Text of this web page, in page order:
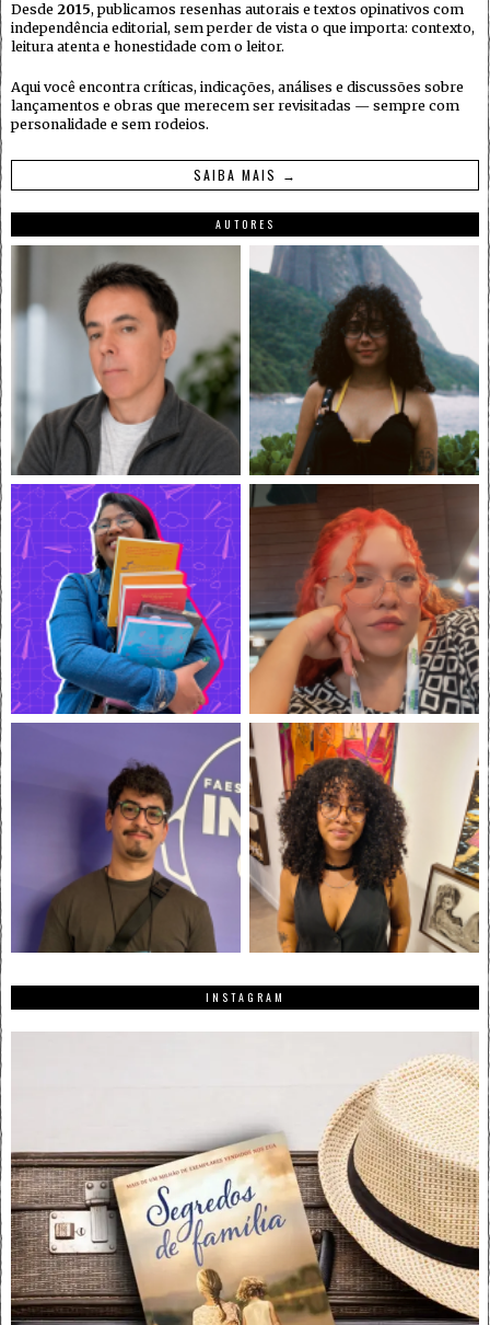
Desde 2015, publicamos resenhas autorais e textos opinativos com
independência editorial, sem perder de vista o que importa: contexto,
leitura atenta e honestidade com o leitor.
Aqui você encontra críticas, indicações, análises e discussões sobre
lançamentos e obras que merecem ser revisitadas — sempre com
personalidade e sem rodeios.
SAIBA MAIS →
AUTORES
INSTAGRAM